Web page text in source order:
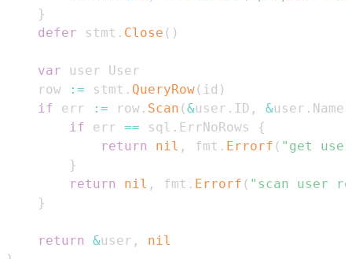
}
defer stmt . Close ( )
var
	row
:= stmt . QueryRow( id )
if err := row . Scan (&user . ID , &user . Name
if err == sql . ErrNoRows
{
return
nil , fmt . Errorf ( "get
}
return
nil , fmt . Errorf ( "scan user
}
return &user ,
nil